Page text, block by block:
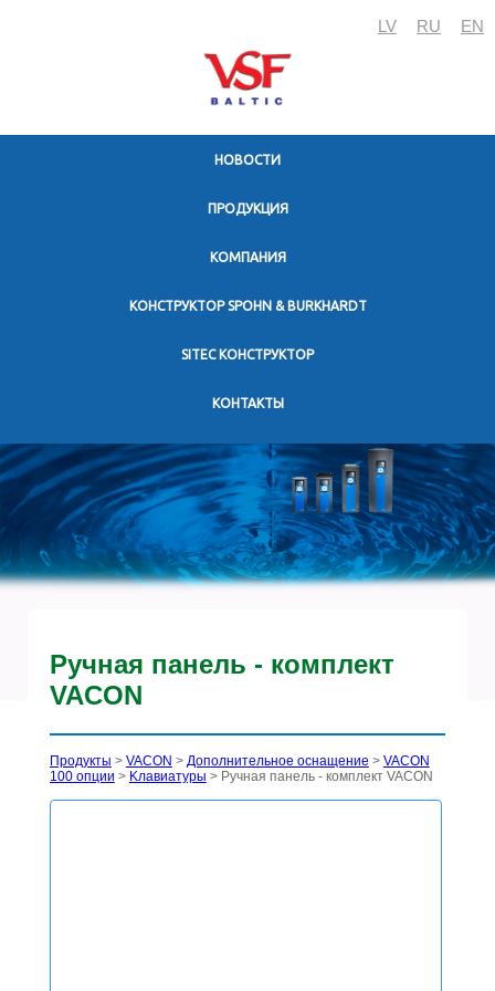
LV RU EN
HОВОСТИ
ПРОДУКЦИЯ
KОМПАНИЯ
КОНСТРУКТОР SPOHN & BURKHARDT
SITEC КОНСТРУКТОР
KОНТАКТЫ
Ручная панель - комплект
VACON
Продукты > VACON > Дополнительное оснащение > VACON
100 опции > Kлавиатуры > Ручная панель - комплект VACON